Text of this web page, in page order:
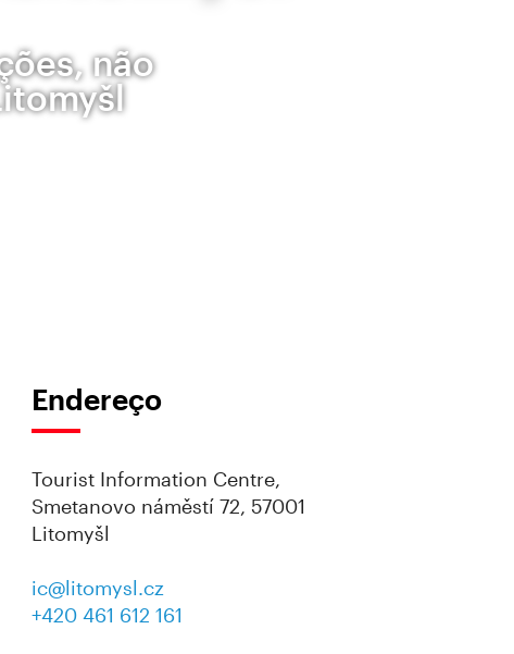
não
Endereço
Tourist Information Centre,
Smetanovo náměstí 72, 57001
Litomyšl
ic@litomysl.cz
+420 461 612 161